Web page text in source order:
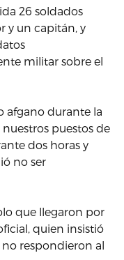
26 soldados
y un capitán, y
militar sobre el
afgano durante la
puestos de
dos horas y
no ser
que llegaron por
quien insistió
respondieron al